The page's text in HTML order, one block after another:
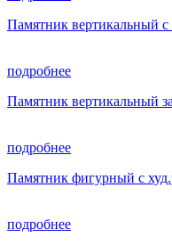
Памятник вертикальный
подробнее
Памятник вертикальный
подробнее
Памятник фигурный с
подробнее